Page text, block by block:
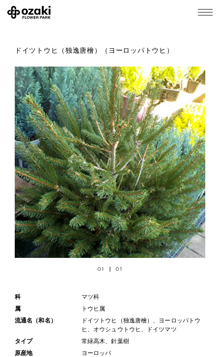
ドイツトウヒ（独逸唐檜）（ヨーロッパトウヒ）
01 01
科
マツ科
属
トウヒ属
流通名（和名）
ドイツトウヒ（独逸唐檜）、ヨーロッパトウ
ヒ、オウシュウトウヒ、ドイツマツ
タイプ
常緑高木、針葉樹
原産地
ヨーロッパ